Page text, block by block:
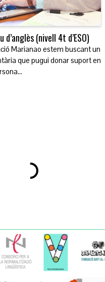
(nivell 4t d’ESO)
Marianao estem buscant un
que pugui donar suport en